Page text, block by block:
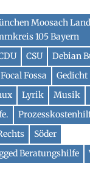
Moosach
105 Bayern
CSU
Debian
Focal Fossa Gedicht
Lyrik Musik
Söder
Beratungshilfe